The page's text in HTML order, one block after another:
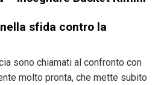
sfida contro la
sono chiamati al confronto con
molto pronta, che mette subito